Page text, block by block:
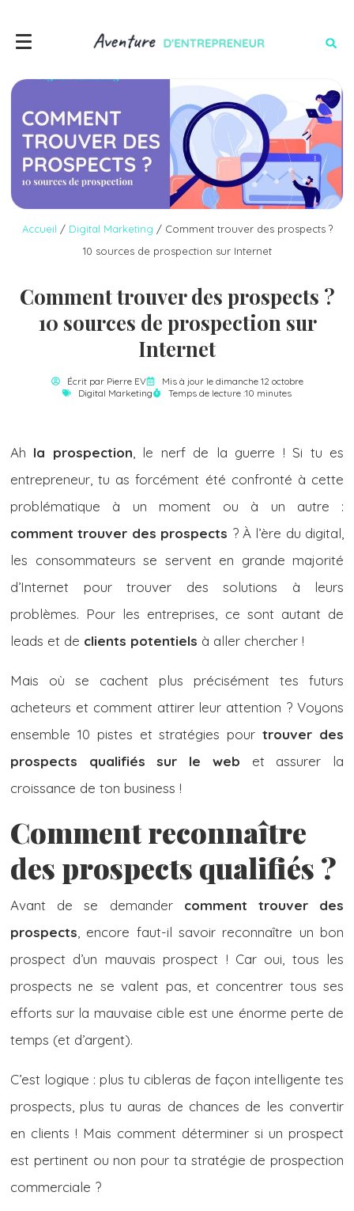
Accueil / Digital Marketing / Comment trouver des prospects ?
10 sources de prospection sur Internet
Comment trouver des prospects ?
10 sources de prospection sur
Internet
Écrit parPierre EV
Mis à jour le dimanche 12 octobre
Digital Marketing
Temps de lecture :10 minutes
Ah la prospection , le nerf de la guerre ! Si tu es
entrepreneur, tu as forcément été confronté à cette
problématique à un moment ou à un autre :
comment trouver des prospects ? À l’ère du digital,
les consommateurs se servent en grande majorité
d’Internet pour trouver des solutions à leurs
problèmes. Pour les entreprises, ce sont autant de
leads et de clients potentiels à aller chercher !
Mais où se cachent plus précisément tes futurs
acheteurs et comment attirer leur attention ? Voyons
ensemble 10 pistes et stratégies pourtrouver des
prospects qualifiés sur le web et assurer la
croissance de ton business !
Comment reconnaître
des prospects qualifiés ?
Avant de se demander comment trouver des
prospects , encore faut-il savoir reconnaître un bon
prospect d’un mauvais prospect ! Car oui, tous les
prospects ne se valent pas, et concentrer tous ses
efforts sur la mauvaise cible est une énorme perte de
temps (et d’argent).
C’est logique : plus tu cibleras de façon intelligente tes
prospects, plus tu auras de chances de les convertir
en clients ! Mais comment déterminer si un prospect
est pertinent ou non pour ta stratégie de prospection
commerciale ?